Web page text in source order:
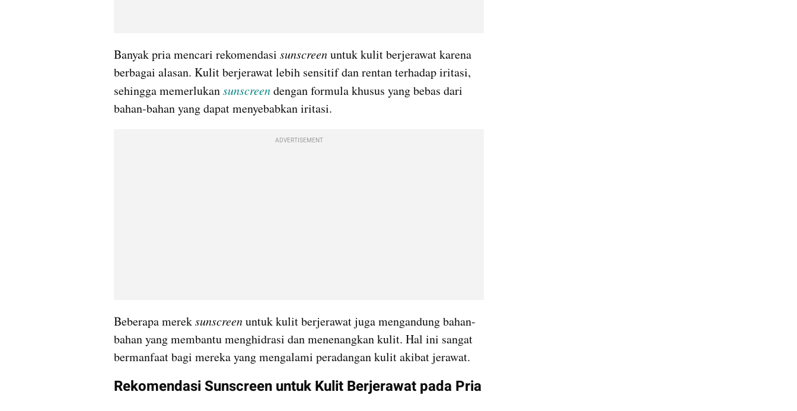
Banyak pria mencari rekomendasi sunscreen untuk kulit berjerawat karena
berbagai alasan. Kulit berjerawat lebih sensitif dan rentan terhadap iritasi,
sehingga memerlukan sunscreen dengan formula khusus yang bebas dari
bahan-bahan yang dapat menyebabkan iritasi.
ADVERTISEMENT
Beberapa merek sunscreen untuk kulit berjerawat juga mengandung bahan-
bahan yang membantu menghidrasi dan menenangkan kulit. Hal ini sangat
bermanfaat bagi mereka yang mengalami peradangan kulit akibat jerawat.
Rekomendasi Sunscreen untuk Kulit Berjerawat pada Pria